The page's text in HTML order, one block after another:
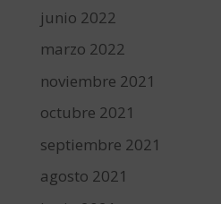
junio 2022
marzo 2022
noviembre 2021
octubre 2021
septiembre 2021
agosto 2021